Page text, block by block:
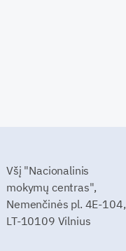
Všį "Nacionalinis
mokymų centras",
Nemenčinės pl. 4E-104,
LT-10109 Vilnius